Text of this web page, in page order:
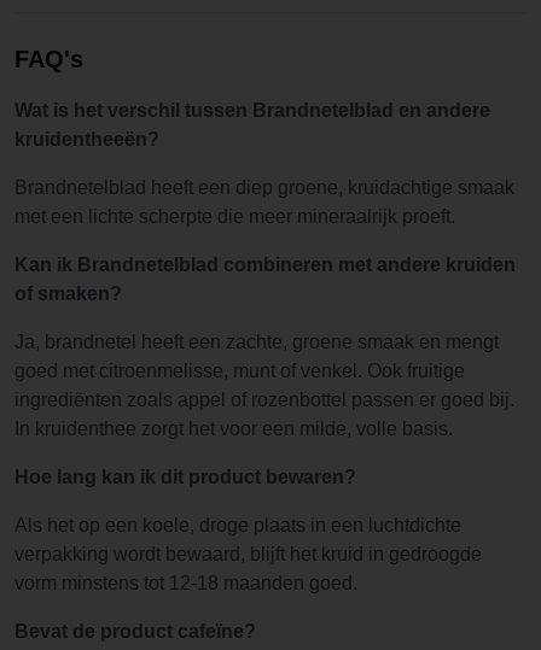
FAQ's
Wat is het verschil tussen Brandnetelblad en andere
kruidentheeën?
Brandnetelblad heeft een diep groene, kruidachtige smaak
met een lichte scherpte die meer mineraalrijk proeft.
Kan ik Brandnetelblad combineren met andere kruiden
of smaken?
Ja, brandnetel heeft een zachte, groene smaak en mengt
goed met citroenmelisse, munt of venkel. Ook fruitige
ingrediënten zoals appel of rozenbottel passen er goed bij.
In kruidenthee zorgt het voor een milde, volle basis.
Hoe lang kan ik dit product bewaren?
Als het op een koele, droge plaats in een luchtdichte
verpakking wordt bewaard, blijft het kruid in gedroogde
vorm minstens tot 12-18 maanden goed.
Bevat de product cafeïne?